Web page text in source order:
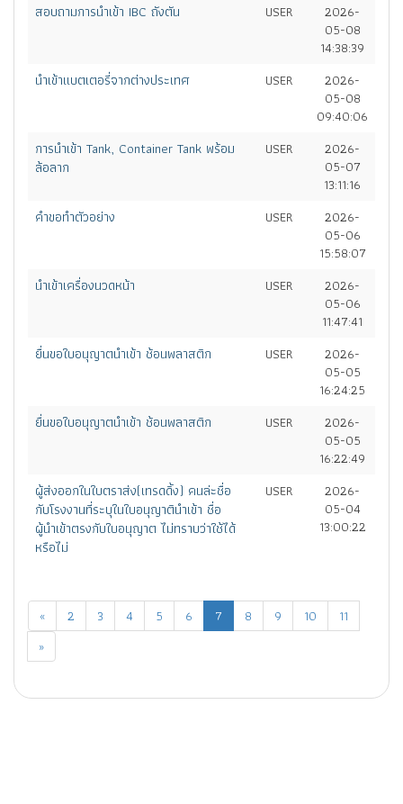
สอบถามการนำเข้า IBC ถังตัน USER
2026-
05-08
14:38:39
นำเข้าแบตเตอรี่จากต่างประเทศ USER
2026-
05-08
09:40:06
การนำเข้า Tank, Container Tank พร้อม
ล้อลาก
USER
2026-
05-07
13:11:16
คำขอทำตัวอย่าง USER
2026-
05-06
15:58:07
นำเข้าเครื่องนวดหน้า USER
2026-
05-06
11:47:41
ยื่นขอใบอนุญาตนำเข้า ช้อนพลาสติก USER
2026-
05-05
16:24:25
ยื่นขอใบอนุญาตนำเข้า ช้อนพลาสติก USER
2026-
05-05
16:22:49
ผู้ส่งออกในใบตราส่ง(เทรดดิ้ง) คนล่ะชื่อ
กับโรงงานที่ระบุในใบอนุญาตินำเข้า ชื่อ
ผู้นำเข้าตรงกับใบอนุญาต ไม่ทราบว่าใช้ได้
หรือไม่
USER
2026-
05-04
13:00:22
« 2 3 4 5 6 7 8 9 10
11
»